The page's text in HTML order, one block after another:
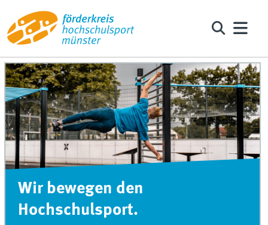
Wir bewegen den
Hochschulsport.